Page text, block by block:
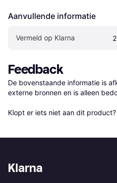
Aanvullende informatie
Vermeld op Klarna
Feedback
De bovenstaande informatie is
externe bronnen en is alleen
Klopt er iets niet aan dit product?
Klarna